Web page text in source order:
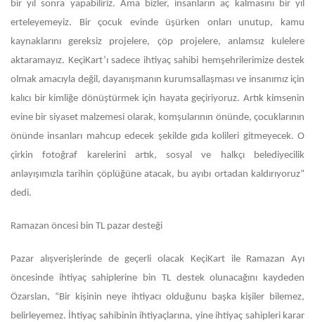
bir yıl sonra yapabiliriz. Ama bizler, insanların aç kalmasını bir yıl
erteleyemeyiz. Bir çocuk evinde üşürken onları unutup, kamu
kaynaklarını gereksiz projelere, çöp projelere, anlamsız kulelere
aktaramayız. KeçiKart’ı sadece ihtiyaç sahibi hemşehrilerimize destek
olmak amacıyla değil, dayanışmanın kurumsallaşması ve insanımız için
kalıcı bir kimliğe dönüştürmek için hayata geçiriyoruz. Artık kimsenin
evine bir siyaset malzemesi olarak, komşularının önünde, çocuklarının
önünde insanları mahcup edecek şekilde gıda kolileri gitmeyecek. O
çirkin fotoğraf karelerini artık, sosyal ve halkçı belediyecilik
anlayışımızla tarihin çöplüğüne atacak, bu ayıbı ortadan kaldırıyoruz”
dedi.
Ramazan öncesi bin TL pazar desteği
Pazar alışverişlerinde de geçerli olacak KeçiKart ile Ramazan Ayı
öncesinde ihtiyaç sahiplerine bin TL destek olunacağını kaydeden
Özarslan, “Bir kişinin neye ihtiyacı olduğunu başka kişiler bilemez,
belirleyemez. İhtiyaç sahibinin ihtiyaçlarına, yine ihtiyaç sahipleri karar